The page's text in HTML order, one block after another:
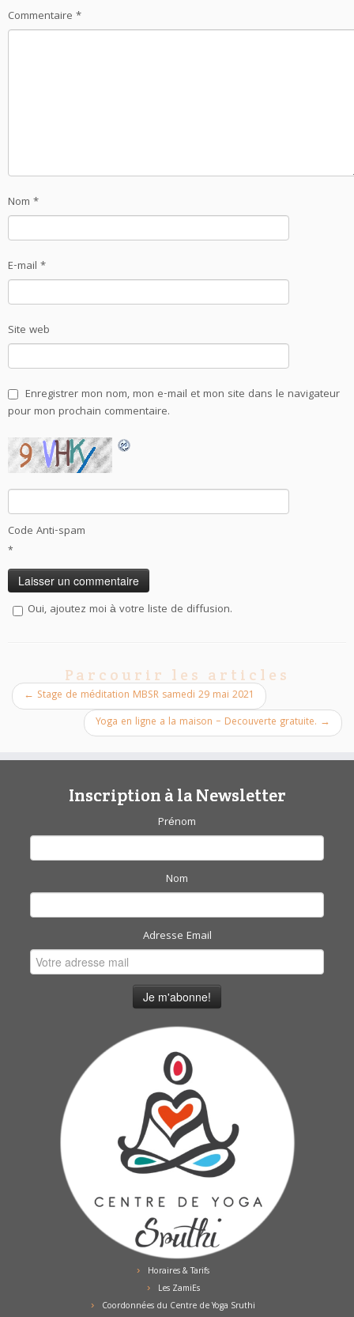
Commentaire *
Nom *
E-mail *
Site web
Enregistrer mon nom, mon e-mail et mon site dans le navigateur
pour mon prochain commentaire.
Code Anti-spam
*
Oui, ajoutez moi à votre liste de diffusion.
Parcourir les articles
← Stage de méditation MBSR samedi 29 mai 2021
Yoga en ligne a la maison – Decouverte gratuite. →
Inscription à la Newsletter
Prénom
Nom
Adresse Email
Horaires & Tarifs
Les ZamiEs
Coordonnées du Centre de Yoga Sruthi